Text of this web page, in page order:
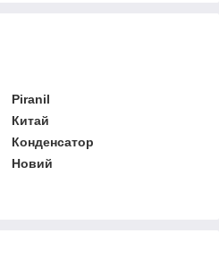
Piranil
Китай
Конденсатор
Новий